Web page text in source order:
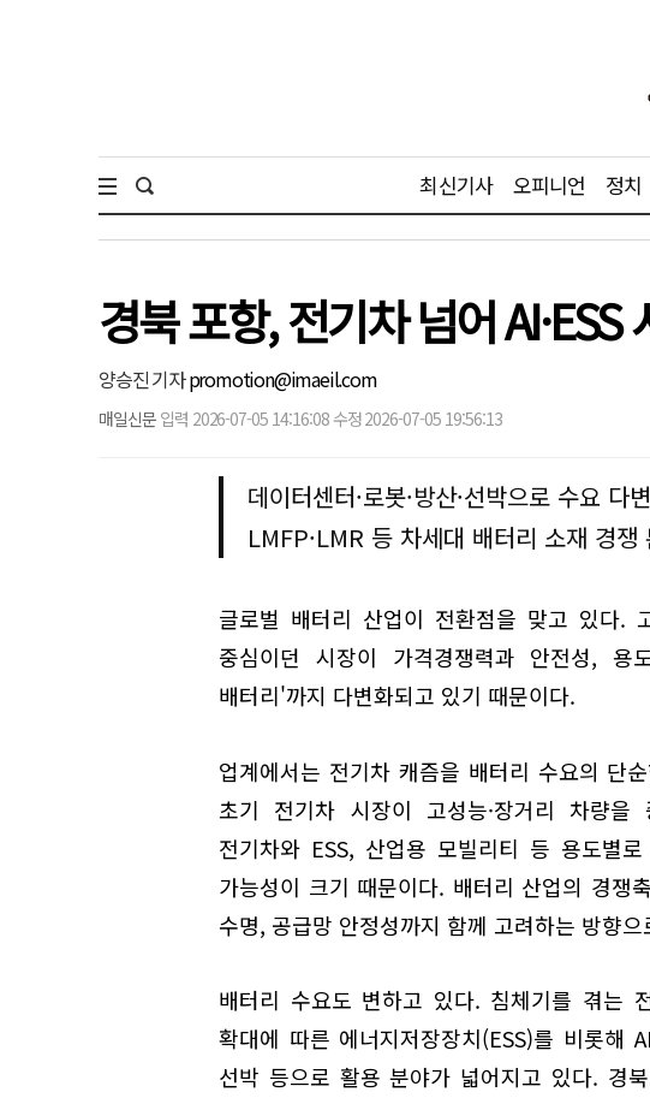
최신기사 오피니언 정치
경북 포항, 전기차 넘어
양승진 기자promotion@imaeil.com
매일신문 입력 2026-07-05 14:16:08 수정 2026-07-05 19:56:13
데이터센터·로봇·방산·선박으로 수요 다
LMFP·LMR 등 차세대 배터리 소재 경쟁
글로벌 배터리 산업이 전환점을 맞고 있다.
중심이던 시장이 가격경쟁력과 안전성,
배터리'까지 다변화되고 있기 때문이다.
업계에서는 전기차 캐즘을 배터리 수요의 단
초기 전기차 시장이 고성능·장거리 차량을
전기차와 ESS, 산업용 모빌리티 등 용도별
가능성이 크기 때문이다. 배터리 산업의 경쟁
수명, 공급망 안정성까지 함께 고려하는 방향
배터리 수요도 변하고 있다. 침체기를 겪는
확대에 따른 에너지저장장치(ESS)를 비롯해
선박 등으로 활용 분야가 넓어지고 있다. 경